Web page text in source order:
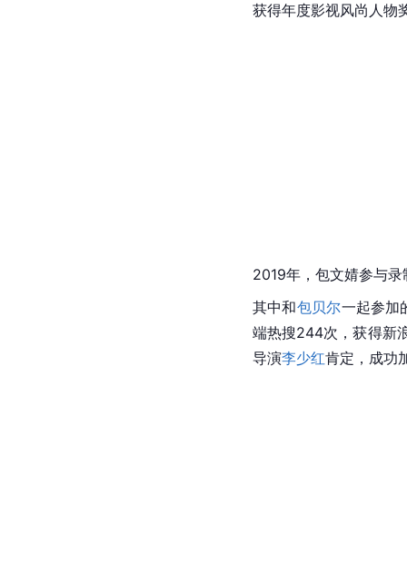
获得年度影视风尚人物
2019年，包文婧参与
其中和包贝尔一起参加
端热搜244次，获得新
导演李少红肯定，成功